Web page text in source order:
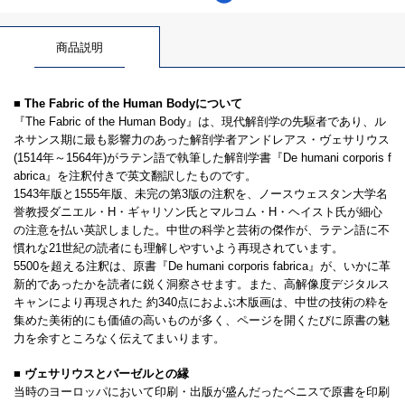
商品説明
■ The Fabric of the Human Bodyについて
『The Fabric of the Human Body』は、現代解剖学の先駆者であり、ル
ネサンス期に最も影響力のあった解剖学者アンドレアス・ヴェサリウス
(1514年～1564年)がラテン語で執筆した解剖学書『De humani corporis f
abrica』を注釈付きで英文翻訳したものです。
1543年版と1555年版、未完の第3版の注釈を、ノースウェスタン大学名
誉教授ダニエル・H・ギャリソン氏とマルコム・H・ヘイスト氏が細心
の注意を払い英訳しました。中世の科学と芸術の傑作が、ラテン語に不
慣れな21世紀の読者にも理解しやすいよう再現されています。
5500を超える注釈は、原書『De humani corporis fabrica』が、いかに革
新的であったかを読者に鋭く洞察させます。また、高解像度デジタルス
キャンにより再現された 約340点におよぶ木版画は、中世の技術の粋を
集めた美術的にも価値の高いものが多く、ページを開くたびに原書の魅
力を余すところなく伝えてまいります。
■ ヴェサリウスとバーゼルとの縁
当時のヨーロッパにおいて印刷・出版が盛んだったベニスで原書を印刷